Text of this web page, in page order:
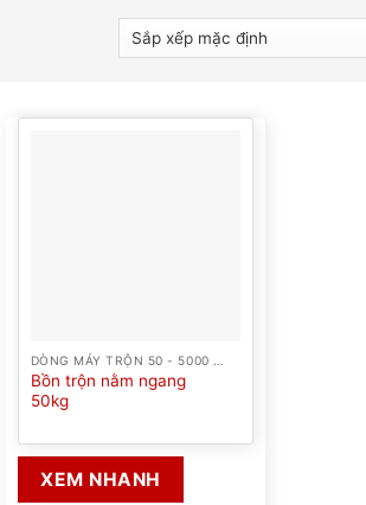
Bồn trộn nằm ngang
50kg
XEM NHANH